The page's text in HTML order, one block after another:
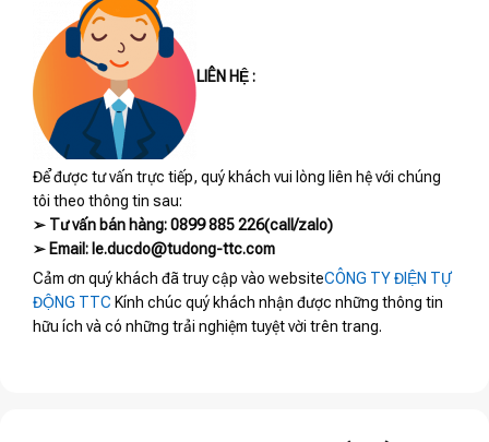
LIÊN HỆ :
Để được tư vấn trực tiếp, quý khách vui lòng liên hệ với chúng
tôi theo thông tin sau:
➢ Tư vấn bán hàng: 0899 885 226(call/zalo)
➢ Email: le.ducdo@tudong-ttc.com
Cảm ơn quý khách đã truy cập vào websiteCÔNG TY ĐIỆN TỰ
ĐỘNG TTC Kính chúc quý khách nhận được những thông tin
hữu ích và có những trải nghiệm tuyệt vời trên trang.